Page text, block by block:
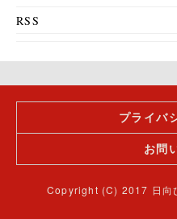
RSS
プライバ
お問
Copyright (C) 2017 日向